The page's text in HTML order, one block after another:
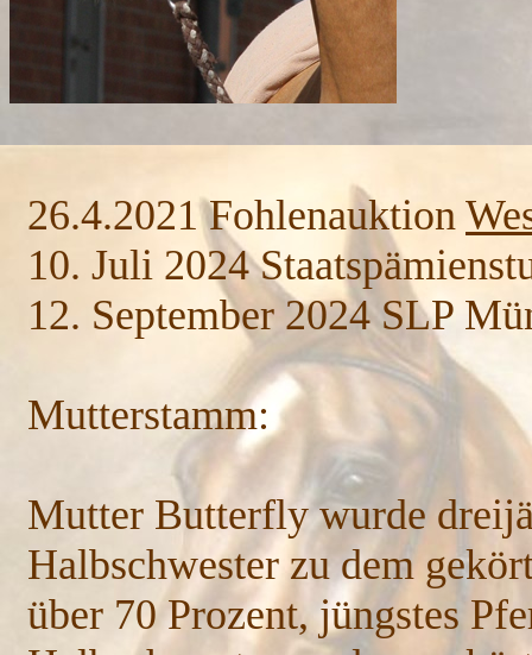
26.4.2021 Fohlenauktion
10. Juli 2024
12. September 2024 SLP
Mutterstamm:
Mutter Butterfly wurde
Halbschwester zu dem
über 70 Prozent, jüngstes